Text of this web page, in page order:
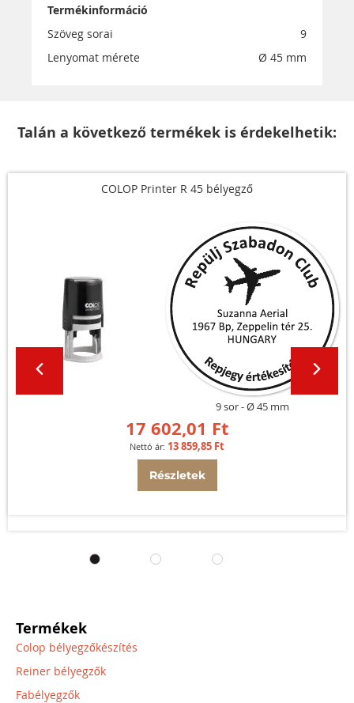
Termékinformáció
Szöveg sorai
9
Lenyomat mérete
Ø 45 mm
Talán a következő termékek is érdekelhetik:
COLOP Printer R 45 bélyegző
9 sor Ø 45 mm
17 602,01 Ft
13 859,85 Ft
Részletek
Termékek
Colop bélyegzőkészítés
Reiner bélyegzők
Fabélyegzők